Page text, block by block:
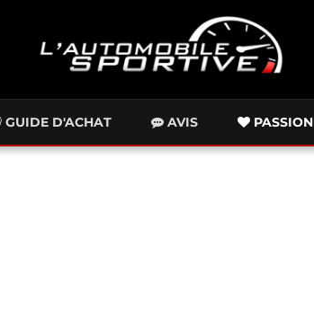
GUIDE D'ACHAT AVIS PASSION